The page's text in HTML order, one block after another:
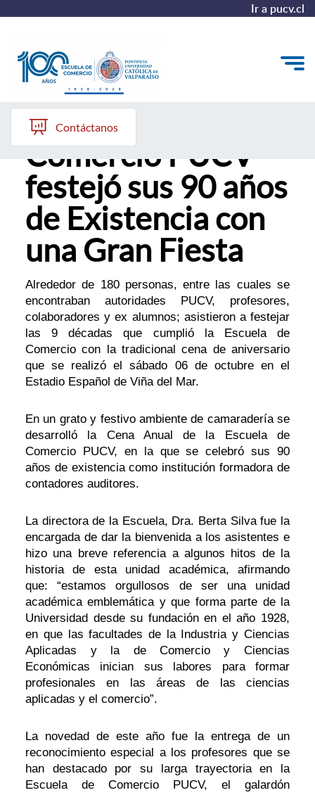
Ir a pucv.cl
Quiénes somos
Vinculación con el Medio
Formación Continua
Postgrados
ALUMNI
Contáctanos
Escuela de
Comercio PUCV
festejó sus 90 años
de Existencia con
una Gran Fiesta
Alrededor de 180 personas, entre las cuales se
encontraban autoridades PUCV, profesores,
colaboradores y ex alumnos; asistieron a festejar
las 9 décadas que cumplió la Escuela de
Comercio con la tradicional cena de aniversario
que se realizó el sábado 06 de octubre en el
Estadio Español de Viña del Mar.
En un grato y festivo ambiente de camaradería se
desarrolló la Cena Anual de la Escuela de
Comercio PUCV, en la que se celebró sus 90
años de existencia como institución formadora de
contadores auditores.
La directora de la Escuela, Dra. Berta Silva fue la
encargada de dar la bienvenida a los asistentes e
hizo una breve referencia a algunos hitos de la
historia de esta unidad académica, afirmando
que: “estamos orgullosos de ser una unidad
académica emblemática y que forma parte de la
Universidad desde su fundación en el año 1928,
en que las facultades de la Industria y Ciencias
Aplicadas y la de Comercio y Ciencias
Económicas inician sus labores para formar
profesionales en las áreas de las ciencias
aplicadas y el comercio”.
La novedad de este año fue la entrega de un
reconocimiento especial a los profesores que se
han destacado por su larga trayectoria en la
Escuela de Comercio PUCV, el galardón